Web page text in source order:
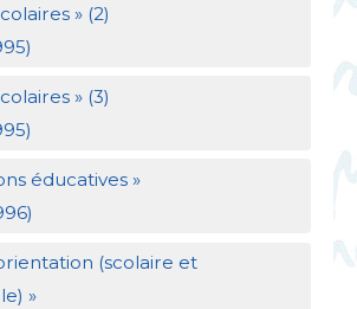
» (2)
» (3)
éducatives »
(scolaire et
»